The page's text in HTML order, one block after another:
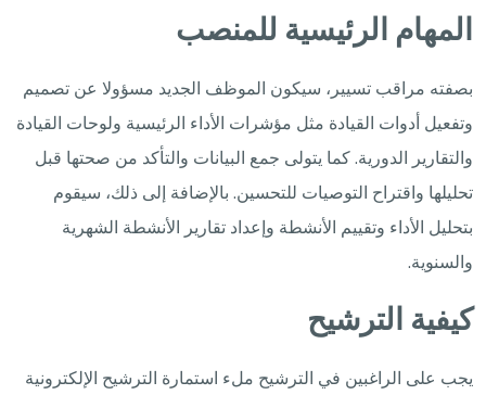
المهام الرئيسية للمنصب
بصفته مراقب تسيير، سيكون الموظف الجديد مسؤولا عن تصميم
وتفعيل أدوات القيادة مثل مؤشرات الأداء الرئيسية ولوحات القيادة
والتقارير الدورية. كما يتولى جمع البيانات والتأكد من صحتها قبل
تحليلها واقتراح التوصيات للتحسين. بالإضافة إلى ذلك، سيقوم
بتحليل الأداء وتقييم الأنشطة وإعداد تقارير الأنشطة الشهرية
والسنوية.
كيفية الترشيح
يجب على الراغبين في الترشيح ملء استمارة الترشيح الإلكترونية